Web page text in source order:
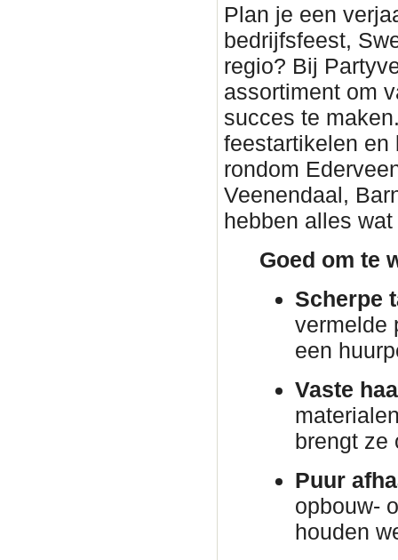
Plan je een
bedrijfsfeest,
regio? Bij
assortiment om
succes te
feestartikelen en
rondom
Veenendaal,
hebben alles
Goed om te
Scherpe
vermelde
een
Vaste
brengt
Puur
opbouw-
houden